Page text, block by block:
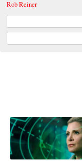
Rob Reiner